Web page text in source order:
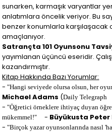
sunarken, karmaşık varyantlar
anlatımlara öncelik veriyor. Bu
benzer konumlarla
amaçlanıyor.
Satrançta 101 Oyunsonu
yayımlanan üçüncü eseridir.
kazandırmıştır.
Kitap Hakkında Bazı Yorumlar:
-"Hangi seviyede olursa olsun, her
Michael Adams (Daily Telegraph
-"Öğretici örneklere ihtiyaç duyan
mükemmel!"
- Büyükusta Peter
-"Birçok yazar oyunsonlarında nasıl